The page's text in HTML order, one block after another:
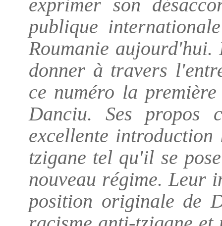
exprimer son
publique
Roumanie aujourd'hui.
donner à travers
ce numéro la
Danciu. Ses propos
excellente
tzigane tel qu'il se
nouveau régime. Leur
position originale de